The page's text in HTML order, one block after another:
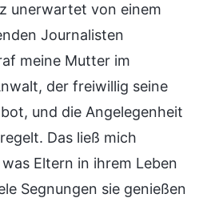
unerwartet von einem
Journalisten
meine Mutter im
der freiwillig seine
und die Angelegenheit
Das ließ mich
Eltern in ihrem Leben
Segnungen sie genießen